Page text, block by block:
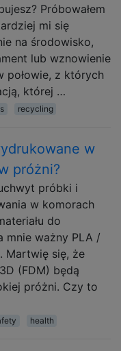
Próbowałem
mi się
na środowisko,
lub wznowienie
połowie, z których
której …
recycling
w
próżni?
próbki i
w komorach
do
mnie ważny PLA /
Martwię się, że
(FDM) będą
próżni. Czy to
health